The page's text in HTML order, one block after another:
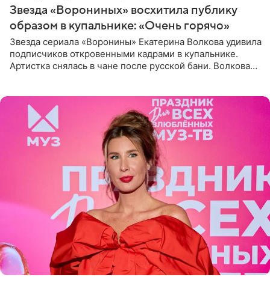
Звезда «Ворониных» восхитила публику
образом в купальнике: «Очень горячо»
Звезда сериала «Воронины» Екатерина Волкова удивила
подписчиков откровенными кадрами в купальнике.
Артистка снялась в чане после русской бани. Волкова